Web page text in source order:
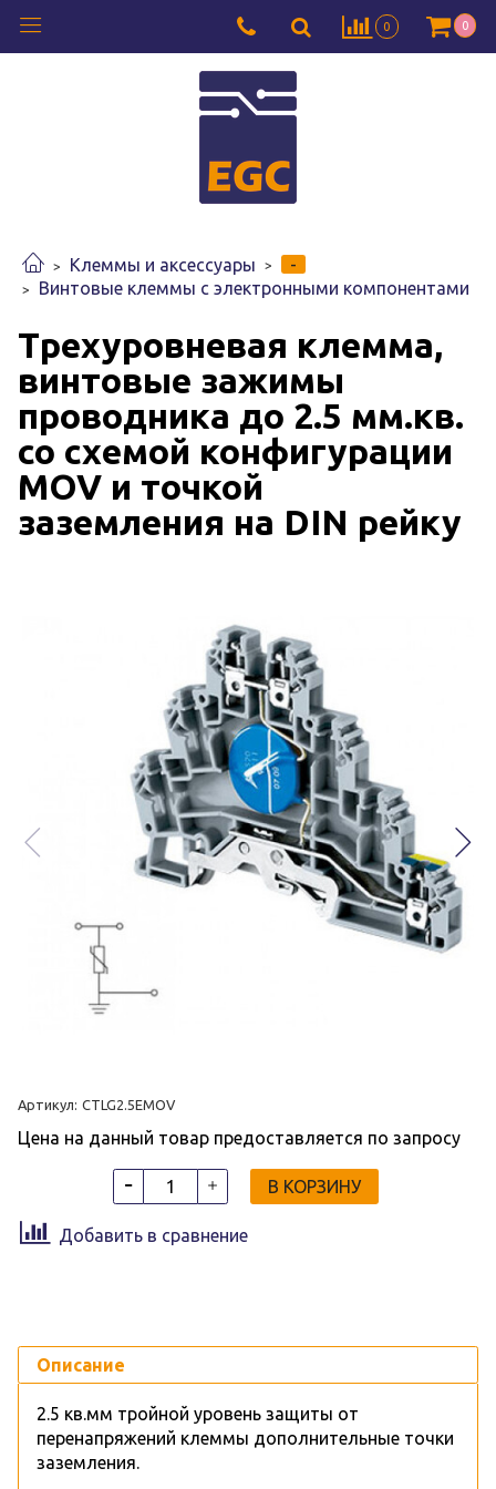
0 0
Клеммы и аксессуары
-
Винтовые клеммы с электронными компонентами
Трехуровневая клемма,
винтовые зажимы
проводника до 2.5 мм.кв.
со схемой конфигурации
MOV и точкой
заземления на DIN рейку
Артикул: CTLG2.5EMOV
Цена на данный товар предоставляется по запросу
В КОРЗИНУ
Добавить в сравнение
Описание
2.5 кв.мм тройной уровень защиты от
перенапряжений клеммы дополнительные точки
заземления.